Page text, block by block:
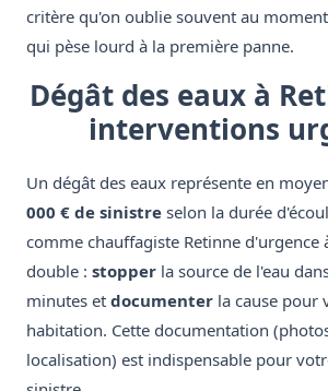
critère qu'on oublie souvent au
qui pèse lourd à la première panne.
Dégât des eaux à
interventions
Un dégât des eaux représente en
000 € de sinistre selon la durée
comme chauffagiste Retinne d'urgence
double : stopper la source de l'eau
minutes et documenter la cause pour
habitation. Cette documentation
localisation) est indispensable pour